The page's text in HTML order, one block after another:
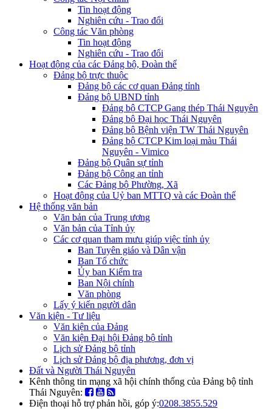
Tin hoạt động
Nghiên cứu - Trao đổi
Công tác Văn phòng
Tin hoạt động
Nghiên cứu - Trao đổi
Hoạt động của các Đảng bộ, Đoàn thể
Đảng bộ trực thuộc
Đảng bộ các cơ quan Đảng tỉnh
Đảng bộ UBND tỉnh
Đảng bộ CTCP Gang thép Thái Nguyên
Đảng bộ Đại học Thái Nguyên
Đảng bộ Bệnh viện TW Thái Nguyên
Đảng bộ CTCP Kim loại màu Thái
Nguyên - Vimico
Đảng bộ Quân sự tỉnh
Đảng bộ Công an tỉnh
Các Đảng bộ Phường, Xã
Hoạt động của Uỷ ban MTTQ và các Đoàn thể
Hệ thống văn bản
Văn bản của Trung ương
Văn bản của Tỉnh ủy
Các cơ quan tham mưu giúp việc tỉnh ủy
Ban Tuyên giáo và Dân vận
Ban Tổ chức
Ủy ban Kiểm tra
Ban Nội chính
Văn phòng
Lấy ý kiến người dân
Văn kiện - Tư liệu
Văn kiện của Đảng
Văn kiện Đại hội Đảng bộ tỉnh
Lịch sử Đảng bộ tỉnh
Lịch sử Đảng bộ địa phương, đơn vị
Đất và Người Thái Nguyên
Kênh thông tin mạng xã hội chính thống của Đảng bộ tỉnh
Thái Nguyên:
Điện thoại hỗ trợ phản hồi, góp ý:0208.3855.529